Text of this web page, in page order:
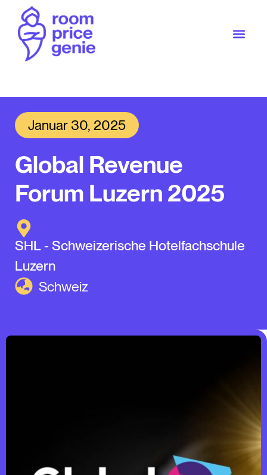
Januar 30, 2025
Global Revenue
Forum Luzern 2025
SHL - Schweizerische Hotelfachschule
Luzern
Schweiz